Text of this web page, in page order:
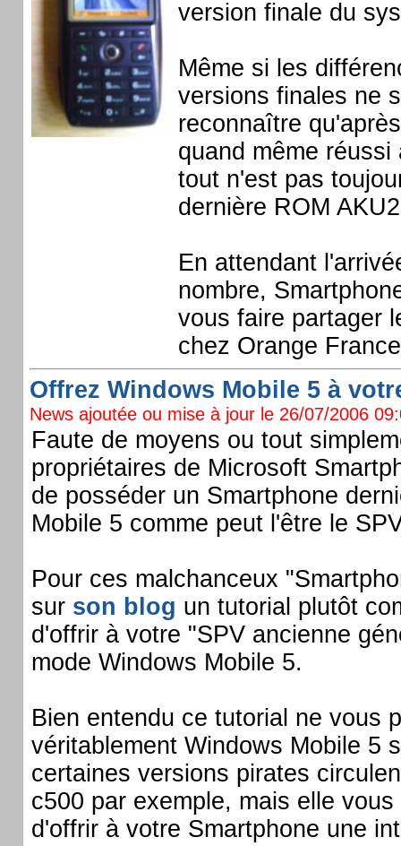
version finale du
Même si les
versions finales ne
reconnaître
quand même
tout n'est pas
dernière ROM
En attendant
nombre,
vous faire partager
chez Orange
Offrez Windows Mobile 5 à
News ajoutée ou mise à jour le 26/07/2006
Faute de moyens ou tout
propriétaires de Microsoft
de posséder un Smartphone
Mobile 5 comme peut l'être le
Pour ces malchanceux
sur son blog un tutorial plutôt
d'offrir à votre "SPV ancienne
mode Windows Mobile 5.
Bien entendu ce tutorial ne vous
véritablement Windows Mobile 5
certaines versions pirates
c500 par exemple, mais elle
d'offrir à votre Smartphone une